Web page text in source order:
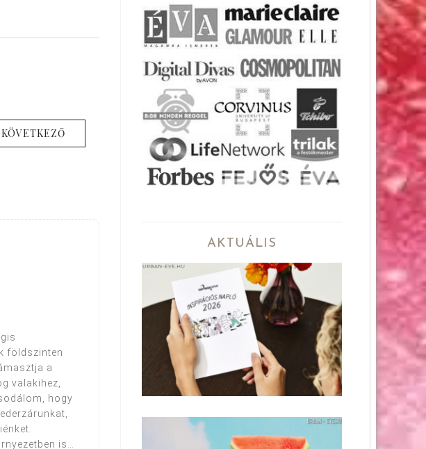
KÖVETKEZŐ
földszinten
a
valakihez,
hogy
is…
AKTUÁLIS